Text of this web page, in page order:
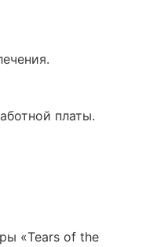
платы.
«Tears of the